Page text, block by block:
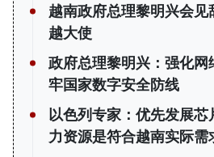
越南政府总理黎明兴会
越大使
政府总理黎明兴：强化网
牢国家数字安全防线
以色列专家：优先发展芯
力资源是符合越南实际需